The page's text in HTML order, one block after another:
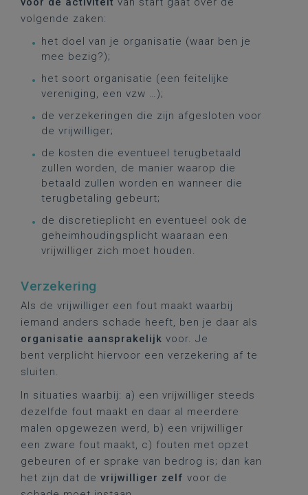
volgende zaken:
het doel van je organisatie (waar ben je
mee bezig?);
het soort organisatie (een feitelijke
vereniging, een vzw …);
de verzekeringen die zijn afgesloten voor
de vrijwilliger;
de kosten die eventueel terugbetaald
zullen worden, de manier waarop die
betaald zullen worden en wanneer die
terugbetaling gebeurt;
de discretieplicht en eventueel ook de
geheimhoudingsplicht waaraan een
vrijwilliger zich moet houden.
Verzekering
Als de vrijwilliger een fout maakt waarbij
iemand anders schade heeft, ben je daar als
organisatie aansprakelijk voor. Je
bent verplicht hiervoor een verzekering af te
sluiten.
In situaties waarbij: a) een vrijwilliger steeds
dezelfde fout maakt en daar al meerdere
malen opgewezen werd, b) een vrijwilliger
een zware fout maakt, c) fouten met opzet
gebeuren of er sprake van bedrog is; dan kan
het zijn dat de vrijwilliger zelf voor de